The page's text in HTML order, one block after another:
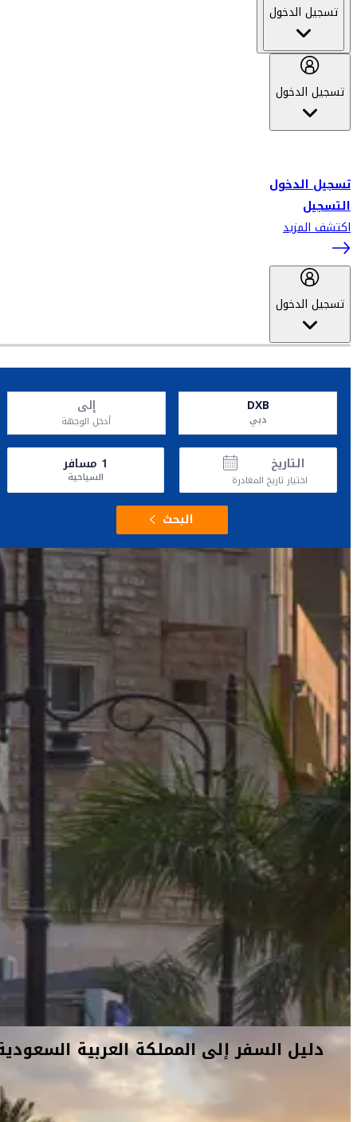
تسجيل الدخول
تسجيل الدخول
تسجيل الدخول
التسجيل
اكتشف المزيد
تسجيل الدخول
DXB
دبي
إلى
أدخل الوجهة
التاريخ
اختيار تاريخ المغادرة
1 مسافر
السياحية
البحث
دليل السفر إلى المملكة العربية